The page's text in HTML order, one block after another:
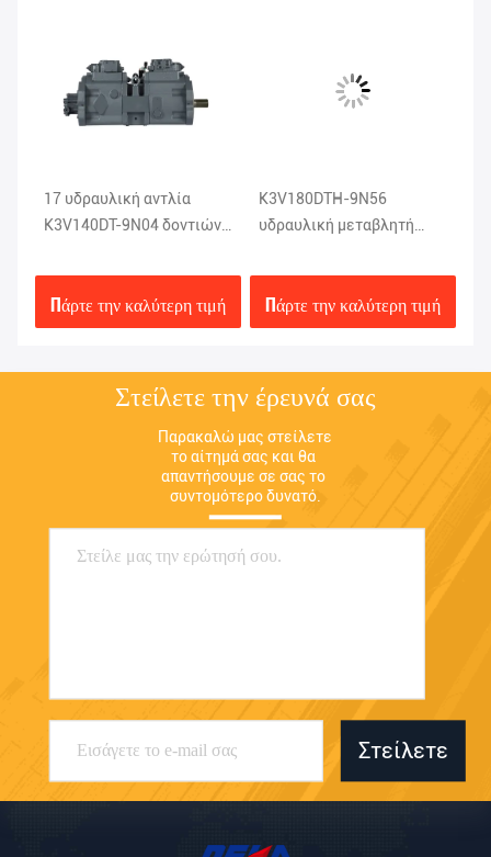
17 υδραυλική αντλία
K3V140DT-9N04 δοντιών
Πάρτε την καλύτερη τιμή
K3V180DTH-9N56
υδραυλική μεταβλητή
τη EC360
Πάρτε την καλύτερη τιμή
Στείλετε την έρευνά σας
Παρακαλώ μας στείλετε
το αίτημά σας και θα
απαντήσουμε σε σας το
συντομότερο δυνατό.
Στείλετε